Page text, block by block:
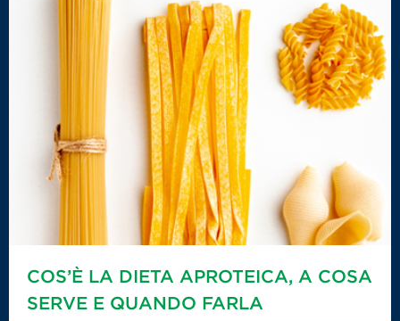
COS’È LA DIETA APROTEICA, A COSA
SERVE E QUANDO FARLA